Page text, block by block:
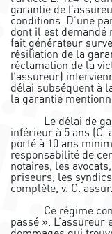
garantie de
conditions. D’une
dont il est demandé
fait générateur
résiliation de la
réclamation de la
l’assureur)
délai subséquent à
la garantie
Le délai de
inférieur à 5 ans (C.
porté à 10 ans
responsabilité de
notaires, les
priseurs, les
complète, v. C.
Ce régime
passé ».